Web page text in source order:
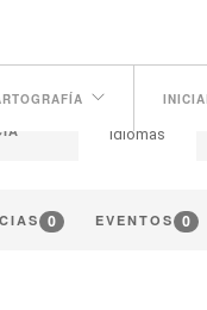
Idiomas
0 EVENTOS 0